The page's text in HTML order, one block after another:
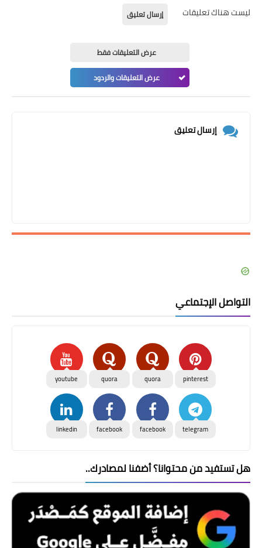
ليست هناك تعليقات إرسال تعليق
عرض التعليقات فقط
عرض التعليقات والردود
إرسال تعليق
التواصل الإجتماعي
pinterest
quora
quora
youtube
telegram
facebook
facebook
linkedin
هل تستفيد من محتوانا؟ أضفنا لمصادرك..